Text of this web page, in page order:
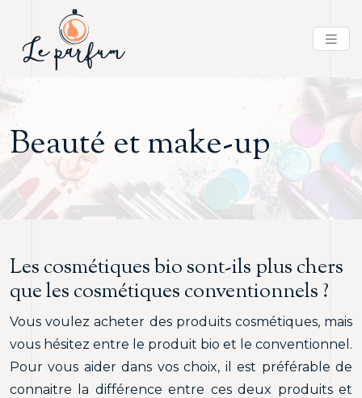
Beauté et make-up
Les cosmétiques bio sont-ils plus chers
que les cosmétiques conventionnels ?
Vous voulez acheter des produits cosmétiques, mais
vous hésitez entre le produit bio et le conventionnel.
Pour vous aider dans vos choix, il est préférable de
connaitre la différence entre ces deux produits et